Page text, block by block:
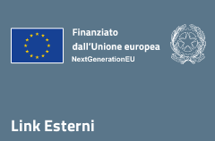
Link Esterni